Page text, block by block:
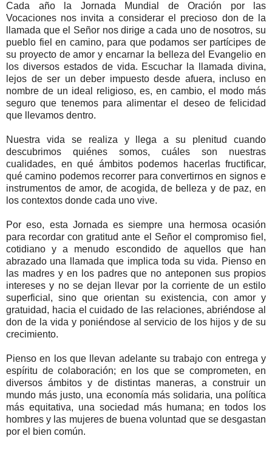
Cada año la Jornada Mundial de Oración por las
Vocaciones nos invita a considerar el precioso don de la
llamada que el Señor nos dirige a cada uno de nosotros, su
pueblo fiel en camino, para que podamos ser partícipes de
su proyecto de amor y encarnar la belleza del Evangelio en
los diversos estados de vida. Escuchar la llamada divina,
lejos de ser un deber impuesto desde afuera, incluso en
nombre de un ideal religioso, es, en cambio, el modo más
seguro que tenemos para alimentar el deseo de felicidad
que llevamos dentro.
Nuestra vida se realiza y llega a su plenitud cuando
descubrimos quiénes somos, cuáles son nuestras
cualidades, en qué ámbitos podemos hacerlas fructificar,
qué camino podemos recorrer para convertirnos en signos e
instrumentos de amor, de acogida, de belleza y de paz, en
los contextos donde cada uno vive.
Por eso, esta Jornada es siempre una hermosa ocasión
para recordar con gratitud ante el Señor el compromiso fiel,
cotidiano y a menudo escondido de aquellos que han
abrazado una llamada que implica toda su vida. Pienso en
las madres y en los padres que no anteponen sus propios
intereses y no se dejan llevar por la corriente de un estilo
superficial, sino que orientan su existencia, con amor y
gratuidad, hacia el cuidado de las relaciones, abriéndose al
don de la vida y poniéndose al servicio de los hijos y de su
crecimiento.
Pienso en los que llevan adelante su trabajo con entrega y
espíritu de colaboración; en los que se comprometen, en
diversos ámbitos y de distintas maneras, a construir un
mundo más justo, una economía más solidaria, una política
más equitativa, una sociedad más humana; en todos los
hombres y las mujeres de buena voluntad que se desgastan
por el bien común.